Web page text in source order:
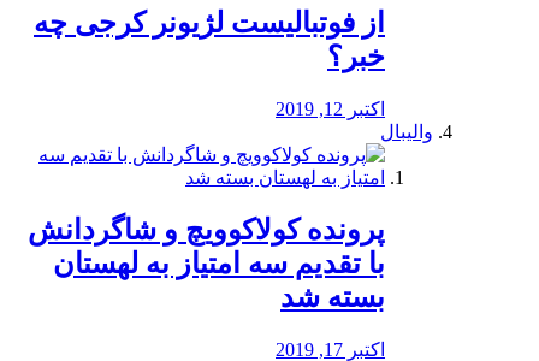
از فوتبالیست لژیونر کرجی چه
خبر؟
اکتبر 12, 2019
والیبال
پرونده کولاکوویچ و شاگردانش
با تقدیم سه امتیاز به لهستان
بسته شد
اکتبر 17, 2019